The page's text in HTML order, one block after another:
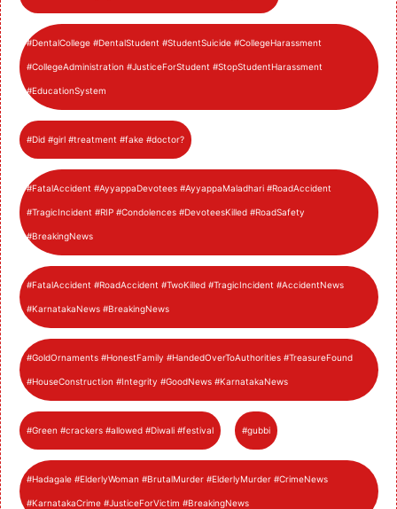
#DentalCollege #DentalStudent #StudentSuicide #CollegeHarassment
#CollegeAdministration #JusticeForStudent #StopStudentHarassment
#EducationSystem
#Did #girl #treatment #fake #doctor?
#FatalAccident #AyyappaDevotees #AyyappaMaladhari #RoadAccident
#TragicIncident #RIP #Condolences #DevoteesKilled #RoadSafety
#BreakingNews
#FatalAccident #RoadAccident #TwoKilled #TragicIncident #AccidentNews
#KarnatakaNews #BreakingNews
#GoldOrnaments #HonestFamily #HandedOverToAuthorities #TreasureFound
#HouseConstruction #Integrity #GoodNews #KarnatakaNews
#Green #crackers #allowed #Diwali #festival #gubbi
#Hadagale #ElderlyWoman #BrutalMurder #ElderlyMurder #CrimeNews
#KarnatakaCrime #JusticeForVictim #BreakingNews